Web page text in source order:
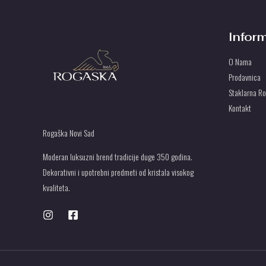
Rogaška Novi Sad
Moderan luksuzni brend tradicije duge 350 godina.
Dekorativni i upotrebni predmeti od kristala visokog
kvaliteta.
O Nama
Prodavnica
Staklarna
Kontakt